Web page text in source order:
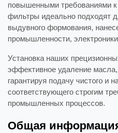
повышенными требованиями к
фильтры идеально подходят
выдувного формования,
промышленности,
Установка наших
эффективное удаление
гарантируя подачу чистого и
соответствующего строгим
промышленных процессов.
Общая